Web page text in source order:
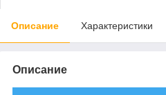
Описание Характеристики
Описание